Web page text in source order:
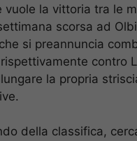
vuole la vittoria tra le
scorsa ad
si preannuncia
contro
la propria
della classifica,